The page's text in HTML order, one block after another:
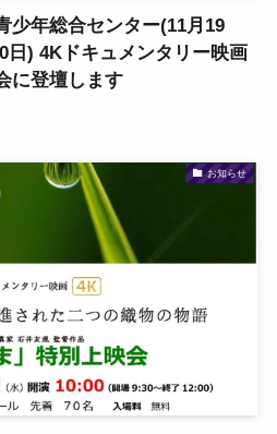
少年総合センター(11月19
日) 4Kドキュメンタリー映画
に登壇します
お知らせ